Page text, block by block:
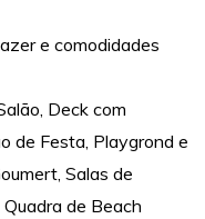
e comodidades
Deck com
de Festa, Playgrond e
Salas de
Quadra de Beach